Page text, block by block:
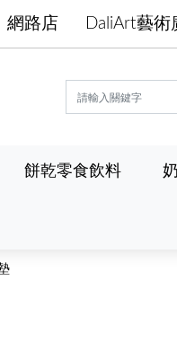
網路店 DaliArt藝術
餅乾零食飲料